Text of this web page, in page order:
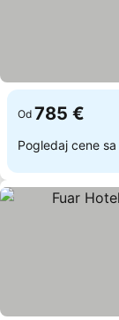
Od 785 €
Pogledaj cene sa